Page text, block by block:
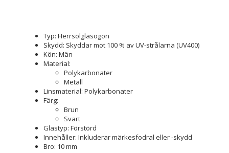
Typ: Herrsolglasögon
Skydd: Skyddar mot 100 % av UV-strålarna (UV400)
Kön: Män
Material:
Polykarbonater
Metall
Linsmaterial: Polykarbonater
Färg:
Brun
Svart
Glastyp: Förstörd
Innehåller: Inkluderar märkesfodral eller -skydd
Bro: 10 mm